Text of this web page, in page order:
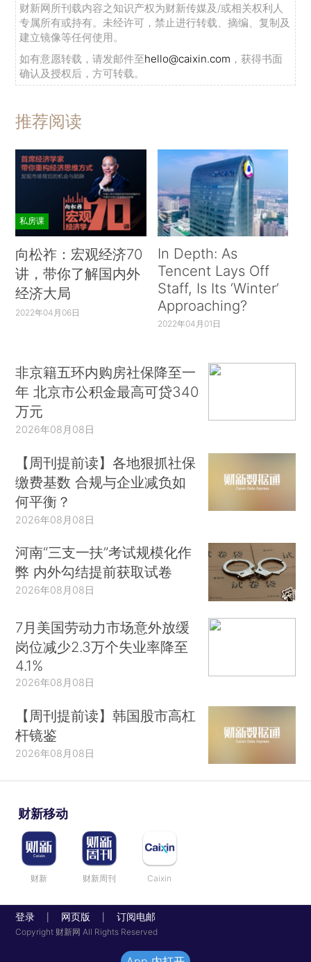
财新网所刊载内容之知识产权为财新传媒及/或相关权利人
专属所有或持有。未经许可，禁止进行转载、摘编、复制及
建立镜像等任何使用。
如有意愿转载，请发邮件至hello@caixin.com ，获得书面
确认及授权后，方可转载。
推荐阅读
私房课
向松祚：宏观经济70
讲，带你了解国内外
经济大局
2022年04月06日
In Depth: As
Tencent Lays Off
Staff, Is Its ‘Winter’
Approaching?
2022年04月01日
非京籍五环内购房社保降至一
年 北京市公积金最高可贷340
万元
2026年08月08日
【周刊提前读】各地狠抓社保
缴费基数 合规与企业减负如
何平衡？
2026年08月08日
河南“三支一扶”考试规模化作
弊 内外勾结提前获取试卷
2026年08月08日
7月美国劳动力市场意外放缓
岗位减少2.3万个失业率降至
4.1%
2026年08月08日
【周刊提前读】韩国股市高杠
杆镜鉴
2026年08月08日
财新移动
财新 财新周刊 Caixin
登录 网页版 订阅电邮
Copyright 财新网 All Rights Reserved